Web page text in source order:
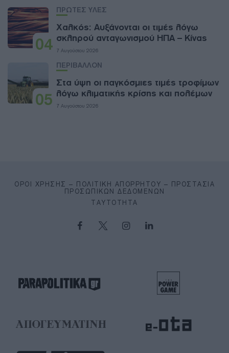
04
ΠΡΩΤΕΣ ΥΛΕΣ
Χαλκός: Αυξάνονται οι τιμές λόγω
σκληρού ανταγωνισμού ΗΠΑ – Κίνας
7 Αυγούστου 2026
05
ΠΕΡΙΒΑΛΛΟΝ
Στα ύψη οι παγκόσμιες τιμές τροφίμων
λόγω κλιματικής κρίσης και πολέμων
7 Αυγούστου 2026
ΌΡΟΙ ΧΡΉΣΗΣ – ΠΟΛΙΤΙΚΉ ΑΠΟΡΡΉΤΟΥ – ΠΡΟΣΤΑΣΊΑ
ΠΡΟΣΩΠΙΚΏΝ ΔΕΔΟΜΈΝΩΝ
ΤΑΥΤΌΤΗΤΑ